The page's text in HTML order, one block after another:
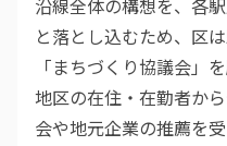
沿線全体の構想を、各
と落とし込むため、区
「まちづくり協議会」
地区の在住・在勤者か
会や地元企業の推薦を